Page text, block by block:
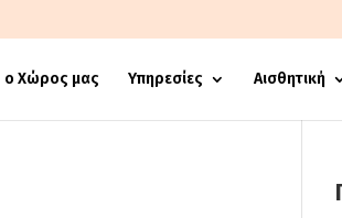
ο Χώρος μας Υπηρεσίες Αισθητική